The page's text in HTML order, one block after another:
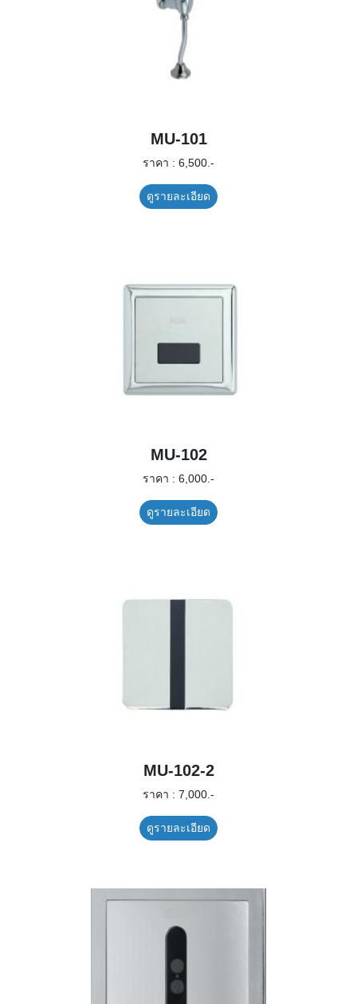
MU-101
ราคา : 6,500.-
ดูรายละเอียด
MU-102
ราคา : 6,000.-
ดูรายละเอียด
MU-102-2
ราคา : 7,000.-
ดูรายละเอียด